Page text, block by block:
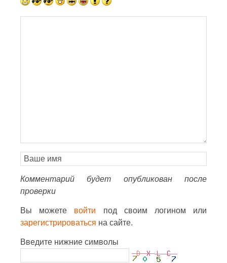
Комментарий будет опубликован после
проверки
Вы можете войти под своим логином или
зарегистрироваться на сайте.
Введите нижние символы